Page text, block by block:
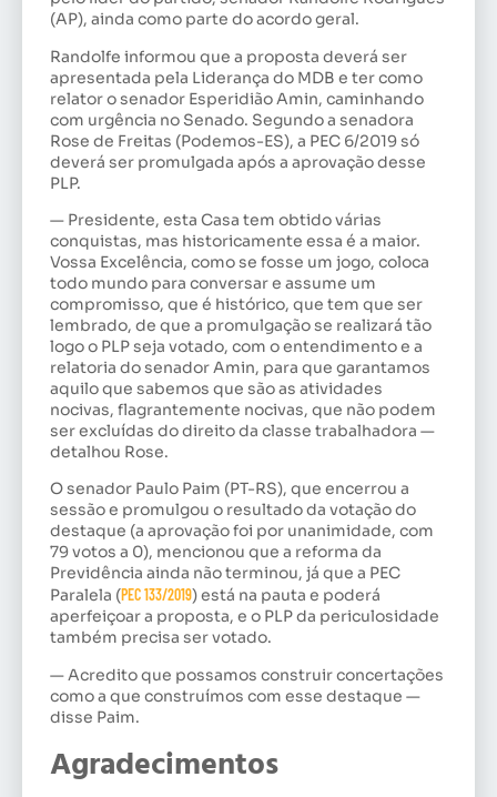
(AP), ainda como parte do acordo geral.
Randolfe informou que a proposta deverá ser
apresentada pela Liderança do MDB e ter como
relator o senador Esperidião Amin, caminhando
com urgência no Senado. Segundo a senadora
Rose de Freitas (Podemos-ES), a PEC 6/2019 só
deverá ser promulgada após a aprovação desse
PLP.
— Presidente, esta Casa tem obtido várias
conquistas, mas historicamente essa é a maior.
Vossa Excelência, como se fosse um jogo, coloca
todo mundo para conversar e assume um
compromisso, que é histórico, que tem que ser
lembrado, de que a promulgação se realizará tão
logo o PLP seja votado, com o entendimento e a
relatoria do senador Amin, para que garantamos
aquilo que sabemos que são as atividades
nocivas, flagrantemente nocivas, que não podem
ser excluídas do direito da classe trabalhadora —
detalhou Rose.
O senador Paulo Paim (PT-RS), que encerrou a
sessão e promulgou o resultado da votação do
destaque (a aprovação foi por unanimidade, com
79 votos a 0), mencionou que a reforma da
Previdência ainda não terminou, já que a PEC
Paralela (PEC 133/2019) está na pauta e poderá
aperfeiçoar a proposta, e o PLP da periculosidade
também precisa ser votado.
— Acredito que possamos construir concertações
como a que construímos com esse destaque —
disse Paim.
Agradecimentos